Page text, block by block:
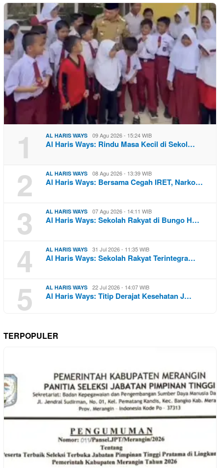
1 AL HARIS WAYS 09 Agu 2026 - 15:24 WIB
Al Haris Ways: Rindu Masa Kecil di Sekol…
2 AL HARIS WAYS 08 Agu 2026 - 13:39 WIB
Al Haris Ways: Bersama Cegah IRET, Narko…
3 AL HARIS WAYS 07 Agu 2026 - 14:11 WIB
Al Haris Ways: Sekolah Rakyat di Bungo H…
4 AL HARIS WAYS 31 Jul 2026 - 11:35 WIB
Al Haris Ways: Sekolah Rakyat Terintegra…
5 AL HARIS WAYS 22 Jul 2026 - 14:07 WIB
Al Haris Ways: Titip Derajat Kesehatan J…
TERPOPULER